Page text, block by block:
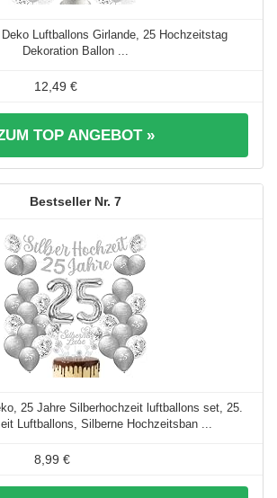
Luftballons Girlande, 25 Hochzeitstag
Dekoration Ballon ...
12,49 €
TOP ANGEBOT »
7
25 Jahre Silberhochzeit luftballons set, 25.
Luftballons, Silberne Hochzeitsban ...
8,99 €